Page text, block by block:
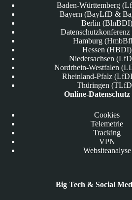
Baden-Württemberg
Bayern (BayLfD &
Berlin (BlnBDI)
Hamburg
Hessen (HBDI)
Niedersachsen
Nordrhein-Westfalen
Rheinland-Pfalz
Thüringen
Online-Datenschutz
Cookies
Telemetrie
Tracking
VPN
Websiteanalyse
Big Tech & Social